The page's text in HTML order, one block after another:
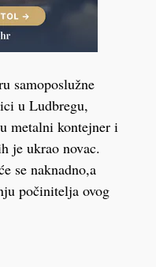
samoposlužne
u Ludbregu,
metalni kontejner i
je ukrao novac.
se naknadno,a
počinitelja ovog